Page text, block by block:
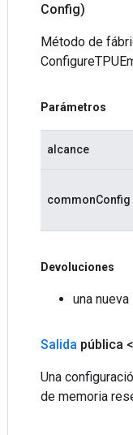
Config)
Método de
Parámetros
alcance
commonConfig
Devoluciones
una
Salida pública
Una
de memoria